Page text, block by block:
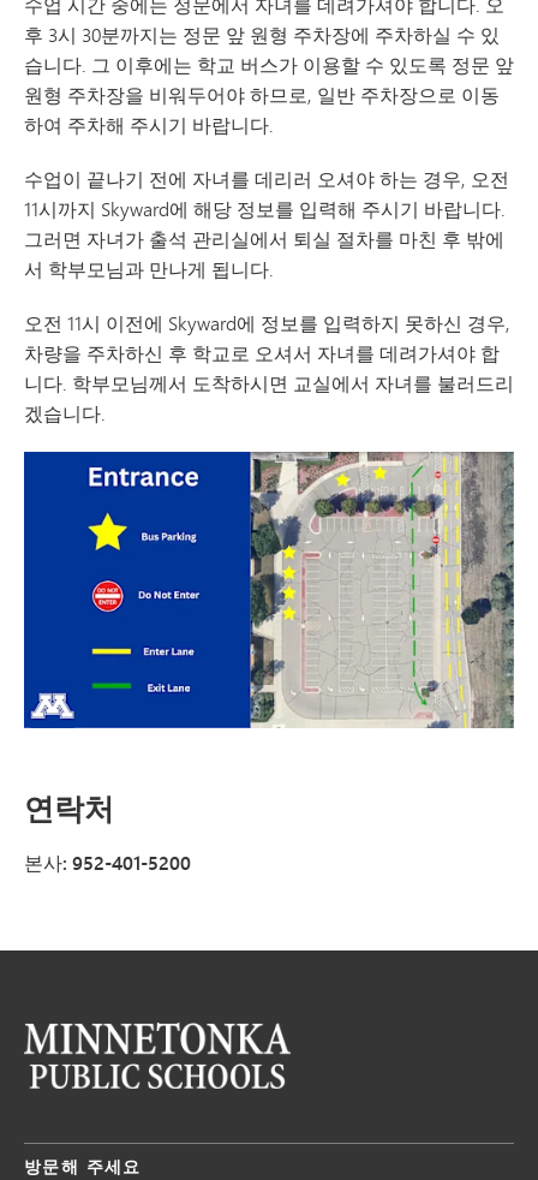
후 3시 30분까지는 정문 앞 원형 주차장에 주차하실 수 있
습니다. 그 이후에는 학교 버스가 이용할 수 있도록 정문 앞
원형 주차장을 비워두어야 하므로, 일반 주차장으로 이동
하여 주차해 주시기 바랍니다.
수업이 끝나기 전에 자녀를 데리러 오셔야 하는 경우, 오전
11시까지 Skyward에 해당 정보를 입력해 주시기 바랍니다.
그러면 자녀가 출석 관리실에서 퇴실 절차를 마친 후 밖에
서 학부모님과 만나게 됩니다.
오전 11시 이전에 Skyward에 정보를 입력하지 못하신 경우,
차량을 주차하신 후 학교로 오셔서 자녀를 데려가셔야 합
니다. 학부모님께서 도착하시면 교실에서 자녀를 불러드리
겠습니다.
연락처
본사: 952-401-5200
방문해 주세요